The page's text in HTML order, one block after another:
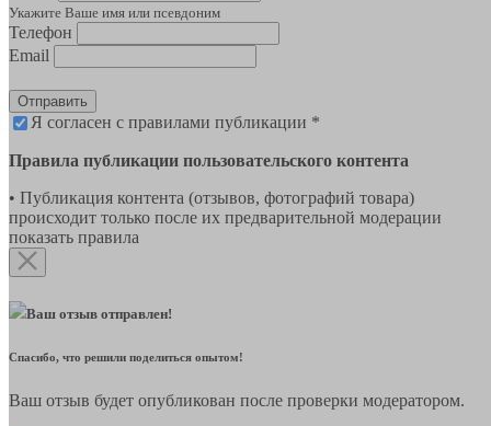
Укажите Ваше имя или псевдоним
Телефон
Email
Отправить
Я согласен с правилами публикации *
Правила публикации пользовательского контента
• Публикация контента (отзывов, фотографий товара)
происходит только после их предварительной модерации
показать правила
Ваш отзыв отправлен!
Спасибо, что решили поделиться опытом!
Ваш отзыв будет опубликован после проверки модератором.